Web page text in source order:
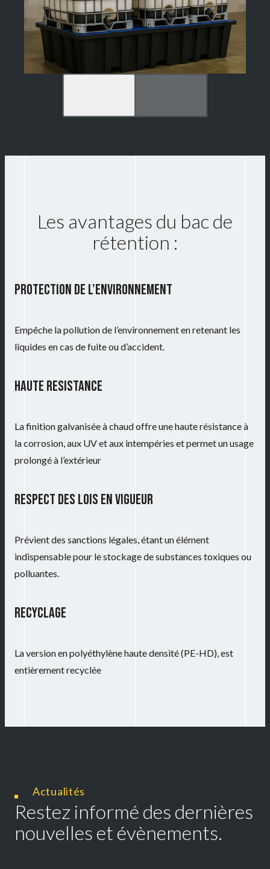
Les avantages du bac de
rétention :
PROTECTION DE L’ENVIRONNEMENT
Empêche la pollution de l’environnement en retenant les
liquides en cas de fuite ou d’accident.
HAUTE RESISTANCE
La finition galvanisée à chaud offre une haute résistance à
la corrosion, aux UV et aux intempéries et permet un usage
prolongé à l’extérieur
RESPECT DES LOIS EN VIGUEUR
Prévient des sanctions légales, étant un élément
indispensable pour le stockage de substances toxiques ou
polluantes.
RECYCLAGE
La version en polyéthylène haute densité (PE-HD), est
entièrement recyclée
Actualités
Restez informé des dernières
nouvelles et évènements.